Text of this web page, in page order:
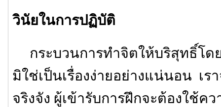
วินัยในการปฏิบัติ
กระบวนการทำจิตให้บริสุทธิ์โด
มิใช่เป็นเรื่องง่ายอย่างแน่นอน เร
จริงจัง ผู้เข้ารับการฝึกจะต้องใช้ค